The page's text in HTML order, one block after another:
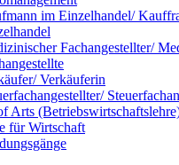
im Einzelhandel/
Fachangestellter/
Verkäuferin
Arts
für Wirtschaft